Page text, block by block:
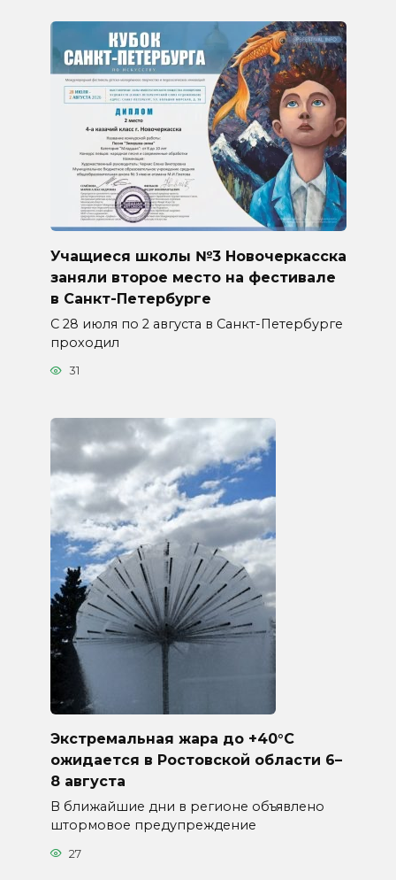
Учащиеся школы №3 Новочеркасска
заняли второе место на фестивале
в Санкт-Петербурге
С 28 июля по 2 августа в Санкт-Петербурге
проходил
31
Экстремальная жара до +40°C
ожидается в Ростовской области 6–
8 августа
В ближайшие дни в регионе объявлено
штормовое предупреждение
27